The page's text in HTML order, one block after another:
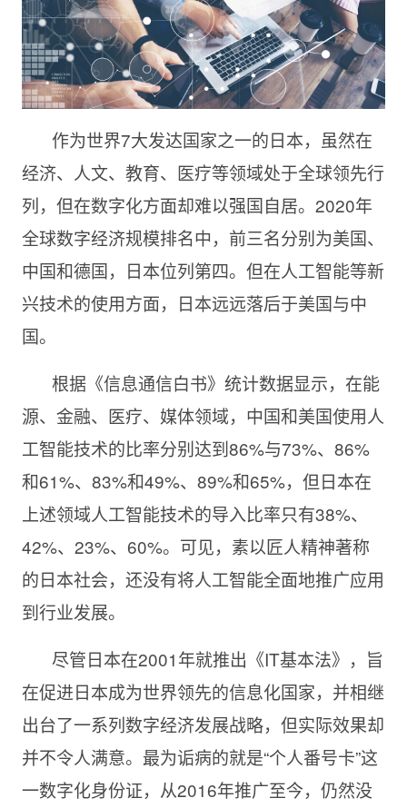
作为世界7大发达国家之一的日本，虽然在
经济、人文、教育、医疗等领域处于全球领先行
列，但在数字化方面却难以强国自居。2020年
全球数字经济规模排名中，前三名分别为美国、
中国和德国，日本位列第四。但在人工智能等新
兴技术的使用方面，日本远远落后于美国与中
国。
根据《信息通信白书》统计数据显示，在能
源、金融、医疗、媒体领域，中国和美国使用人
工智能技术的比率分别达到86%与73%、86%
和61%、83%和49%、89%和65%，但日本在
上述领域人工智能技术的导入比率只有38%、
42%、23%、60%。可见，素以匠人精神著称
的日本社会，还没有将人工智能全面地推广应用
到行业发展。
尽管日本在2001年就推出《IT基本法》，旨
在促进日本成为世界领先的信息化国家，并相继
出台了一系列数字经济发展战略，但实际效果却
并不令人满意。最为诟病的就是“个人番号卡”这
一数字化身份证，从2016年推广至今，仍然没